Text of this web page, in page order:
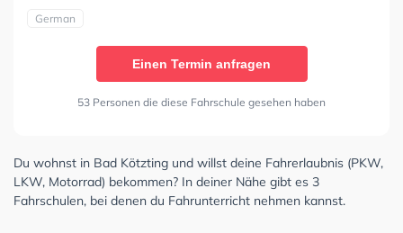
German
Einen Termin anfragen
53 Personen die diese Fahrschule gesehen haben
Du wohnst in Bad Kötzting und willst deine Fahrerlaubnis (PKW,
LKW, Motorrad) bekommen? In deiner Nähe gibt es 3
Fahrschulen, bei denen du Fahrunterricht nehmen kannst.